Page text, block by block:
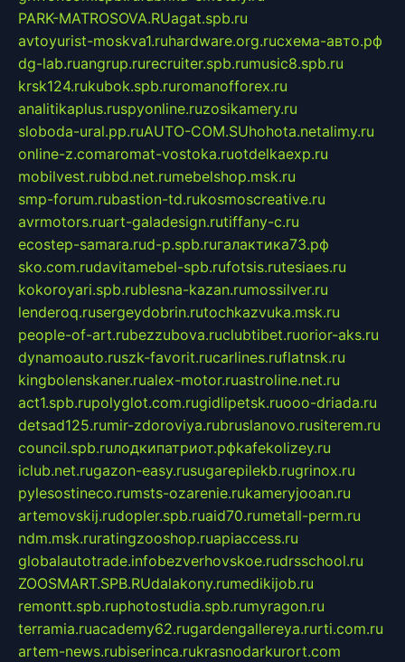
PARK-MATROSOVA.RUagat.spb.ru
avtoyurist-moskva1.ruhardware.org.ruсхема-авто.рф
dg-lab.ruangrup.rurecruiter.spb.rumusic8.spb.ru
krsk124.rukubok.spb.ruromanofforex.ru
analitikaplus.ruspyonline.ruzosikamery.ru
sloboda-ural.pp.ruAUTO-COM.SUhohota.netalimy.ru
online-z.comaromat-vostoka.ruotdelkaexp.ru
mobilvest.rubbd.net.rumebelshop.msk.ru
smp-forum.rubastion-td.rukosmoscreative.ru
avrmotors.ruart-galadesign.rutiffany-c.ru
ecostep-samara.rud-p.spb.ruгалактика73.рф
sko.com.rudavitamebel-spb.rufotsis.rutesiaes.ru
kokoroyari.spb.rublesna-kazan.rumossilver.ru
lenderoq.rusergeydobrin.rutochkazvuka.msk.ru
people-of-art.rubezzubova.ruclubtibet.ruorior-aks.ru
dynamoauto.ruszk-favorit.rucarlines.ruflatnsk.ru
kingbolenskaner.rualex-motor.ruastroline.net.ru
act1.spb.rupolyglot.com.rugidlipetsk.ruooo-driada.ru
detsad125.rumir-zdoroviya.rubruslanovo.rusiterem.ru
council.spb.ruлодкипатриот.рфkafekolizey.ru
iclub.net.rugazon-easy.rusugarepilekb.rugrinox.ru
pylesostineco.rumsts-ozarenie.rukameryjooan.ru
artemovskij.rudopler.spb.ruaid70.rumetall-perm.ru
ndm.msk.ruratingzooshop.ruapiaccess.ru
globalautotrade.infobezverhovskoe.rudrsschool.ru
ZOOSMART.SPB.RUdalakony.rumedikijob.ru
remontt.spb.ruphotostudia.spb.rumyragon.ru
terramia.ruacademy62.rugardengallereya.rurti.com.ru
artem-news.rubiserinca.rukrasnodarkurort.com